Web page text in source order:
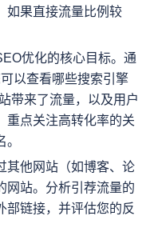
如果直接流量比例较
优化的核心目标。通
以查看哪些搜索引擎
带来了流量，以及用户
重点关注高转化率的关
其他网站（如博客、论
网站。分析引荐流量的
部链接，并评估您的反